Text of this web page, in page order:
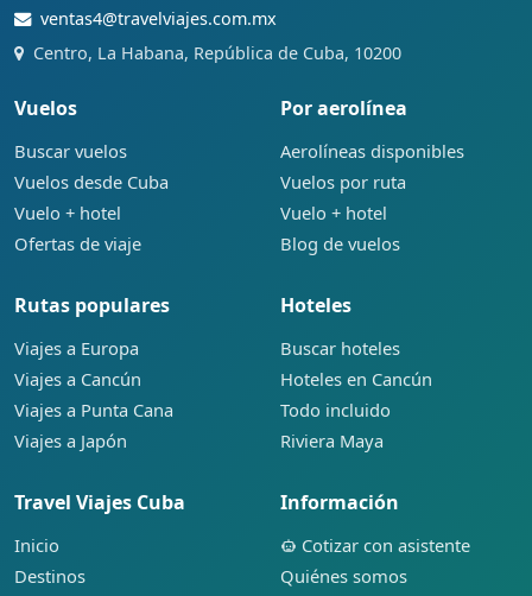
ventas4@travelviajes.com.mx
Centro, La Habana, República de Cuba, 10200
Vuelos
Buscar vuelos
Vuelos desde Cuba
Vuelo + hotel
Ofertas de viaje
Por aerolínea
Aerolíneas disponibles
Vuelos por ruta
Vuelo + hotel
Blog de vuelos
Rutas populares
Viajes a Europa
Viajes a Cancún
Viajes a Punta Cana
Viajes a Japón
Hoteles
Buscar hoteles
Hoteles en Cancún
Todo incluido
Riviera Maya
Travel Viajes Cuba
Inicio
Destinos
Información
Cotizar con asistente
Quiénes somos